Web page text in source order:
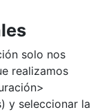
solo nos
realizamos
y seleccionar la